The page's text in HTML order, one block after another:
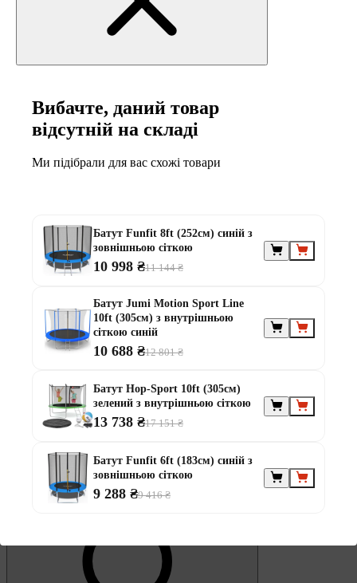
Обране
Вибачте, даний товар
відсутній на складі
Ми підібрали для вас схожі товари
Батут Funfit 8ft (252см) синій з
зовнішньою сіткою
10 998 ₴11 144 ₴
Батут Jumi Motion Sport Line
10ft (305см) з внутрішньою
сіткою синій
10 688 ₴12 801 ₴
Батут Hop-Sport 10ft (305см)
зелений з внутрішньою сіткою
13 738 ₴17 151 ₴
Батут Funfit 6ft (183см) синій з
зовнішньою сіткою
9 288 ₴9 416 ₴